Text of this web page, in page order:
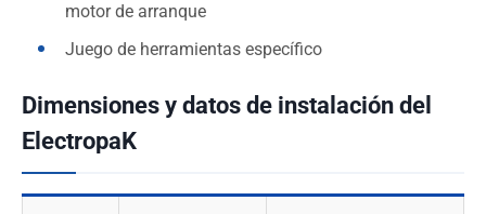
motor de arranque
Juego de herramientas específico
Dimensiones y datos de instalación del
ElectropaK